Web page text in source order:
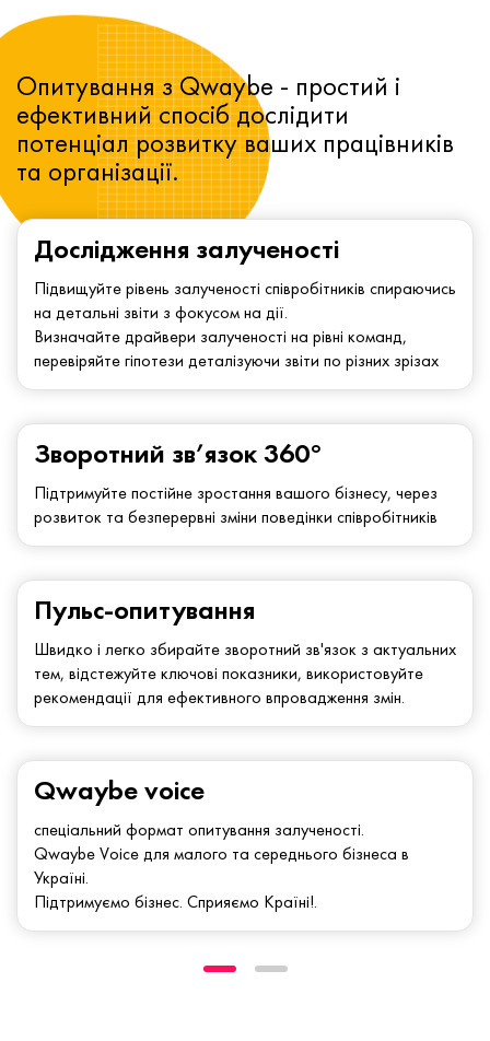
Дослідження залученості
Підвищуйте рівень залученості співробітників спираючись
на детальні звіти з фокусом на дії.
Визначайте драйвери залученості на рівні команд,
перевіряйте гіпотези деталізуючи звіти по різних зрізах
Зворотний зв’язок 360°
Підтримуйте постійне зростання вашого бізнесу, через
розвиток та безперервні зміни поведінки співробітників
Опитування з Qwaybe - простий і
ефективний спосіб дослідити
потенціал розвитку ваших працівників
та організації.
Qwaybe voice
спеціальний формат опитування залученості.
Qwaybe Voice для малого та середнього бізнеса в
Україні.
Підтримуємо бізнес. Сприяємо Країні!.
Пульс-опитування
Швидко і легко збирайте зворотний зв'язок з актуальних
тем, відстежуйте ключові показники, використовуйте
рекомендації для ефективного впровадження змін.